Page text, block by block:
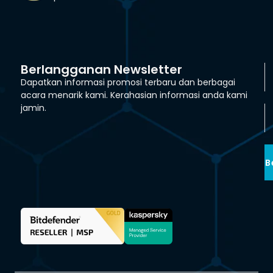
Berlangganan Newsletter
Dapatkan informasi promosi terbaru dan berbagai
acara menarik kami. Kerahasian informasi anda kami
jamin.